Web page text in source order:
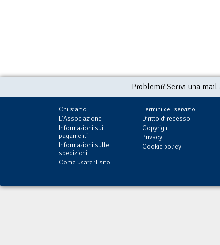
Problemi? Scrivi una
Chi siamo
L'Associazione
Informazioni sui
pagamenti
Informazioni sulle
spedizioni
Come usare il sito
Termini del servizio
Diritto di recesso
Copyright
Privacy
Cookie policy